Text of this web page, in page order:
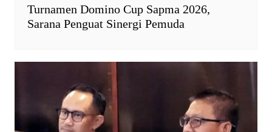
Turnamen Domino Cup Sapma 2026,
Sarana Penguat Sinergi Pemuda